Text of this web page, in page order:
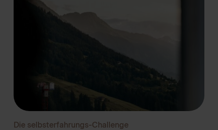
Die selbsterfahrungs-Challenge